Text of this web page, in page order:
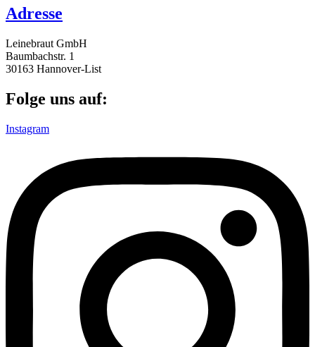
Adresse
Leinebraut GmbH
Baumbachstr. 1
30163 Hannover-List
Folge uns auf:
Instagram